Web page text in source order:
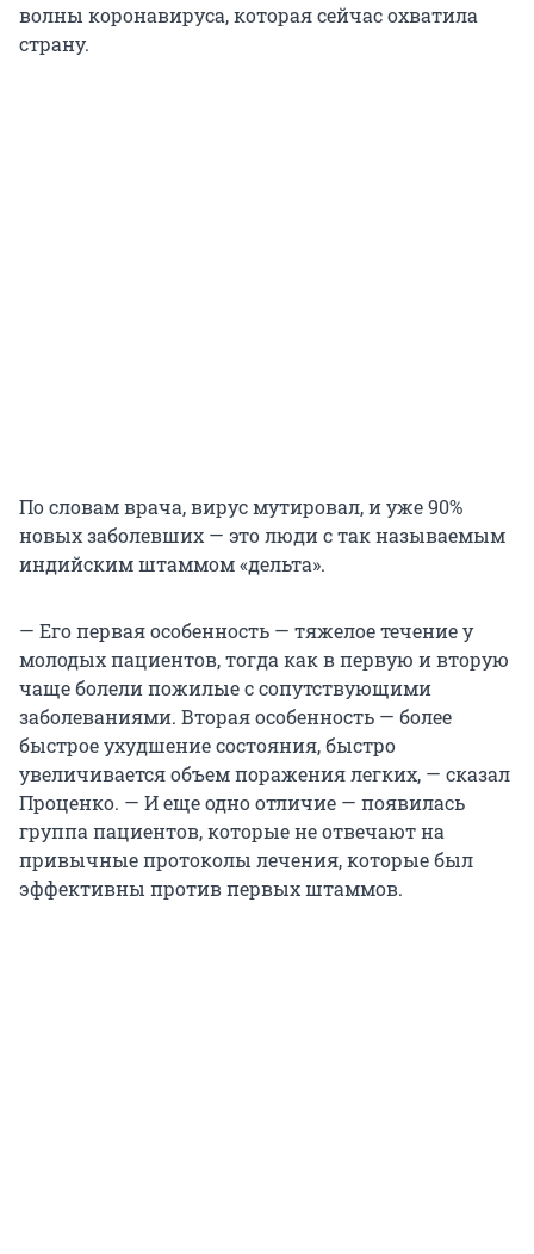
волны коронавируса, которая сейчас охватила
страну.
По словам врача, вирус мутировал, и уже 90%
новых заболевших — это люди с так называемым
индийским штаммом «дельта».
— Его первая особенность — тяжелое течение у
молодых пациентов, тогда как в первую и вторую
чаще болели пожилые с сопутствующими
заболеваниями. Вторая особенность — более
быстрое ухудшение состояния, быстро
увеличивается объем поражения легких, — сказал
Проценко. — И еще одно отличие — появилась
группа пациентов, которые не отвечают на
привычные протоколы лечения, которые был
эффективны против первых штаммов.